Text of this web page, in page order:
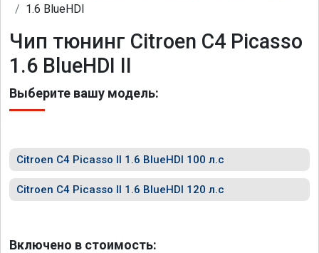
1.6 BlueHDI
Чип тюнинг Citroen C4 Picasso
1.6 BlueHDI II
Выберите вашу модель:
Citroen C4 Picasso II 1.6 BlueHDI 100 л.с
Citroen C4 Picasso II 1.6 BlueHDI 120 л.с
Включено в стоимость: